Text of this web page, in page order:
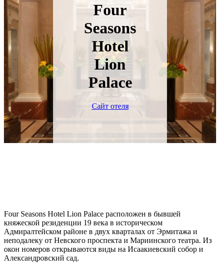
Four
Seasons
Hotel
Lion
Palace
Сайт отеля
Four Seasons Hotel Lion Palace расположен в бывшей
княжеской резиденции 19 века в историческом
Адмиралтейском районе в двух кварталах от Эрмитажа и
неподалеку от Невского проспекта и Мариинского театра. Из
окон номеров открываются виды на Исаакиевский собор и
Александровский сад.